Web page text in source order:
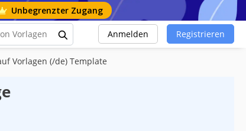
Unbegrenzter Zugang
Anmelden Registrieren
Vorlagen (/de) Template